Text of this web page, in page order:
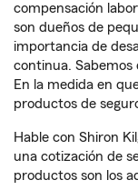
compensación
son dueños de
importancia de
continua. Sabemos
En la medida en
productos de
Hable con Shiron
una cotización de
productos son los